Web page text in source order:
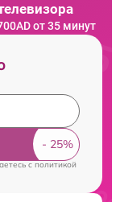
от 35 минут
cполитикой